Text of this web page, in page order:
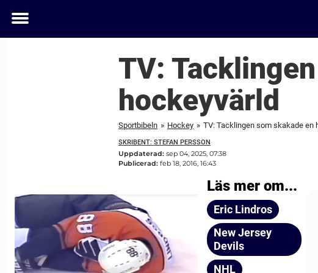
Toggle
TV:
hockeyvärld
Sportbibeln » Hockey » TV: Tacklingen som skakade en
SKRIBENT: STEFAN PERSSON
Uppdaterad: sep 04, 2025, 07:38
Publicerad: feb 18, 2016, 16:43
Läs mer om...
Eric Lindros
New Jersey
Devils
NHL